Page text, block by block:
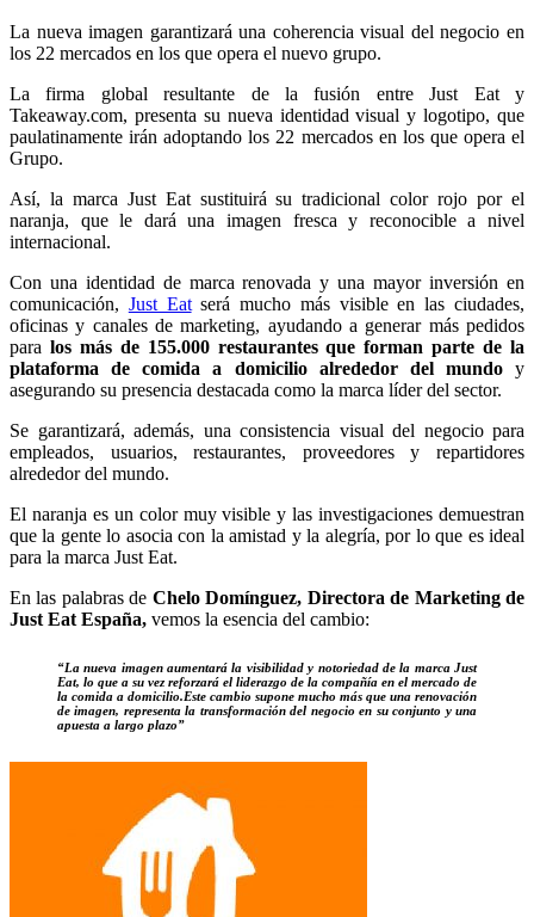
La nueva imagen garantizará una coherencia visual del negocio en
los 22 mercados en los que opera el nuevo grupo.
La firma global resultante de la fusión entre Just Eat y
Takeaway.com, presenta su nueva identidad visual y logotipo, que
paulatinamente irán adoptando los 22 mercados en los que opera el
Grupo.
Así, la marca Just Eat sustituirá su tradicional color rojo por el
naranja, que le dará una imagen fresca y reconocible a nivel
internacional.
Con una identidad de marca renovada y una mayor inversión en
comunicación, Just Eatserá mucho más visible en las ciudades,
oficinas y canales de marketing, ayudando a generar más pedidos
para los más de 155.000 restaurantes que forman parte de la
plataforma de comida a domicilio alrededor del mundoy
asegurando su presencia destacada como la marca líder del sector.
Se garantizará, además, una consistencia visual del negocio para
empleados, usuarios, restaurantes, proveedores y repartidores
alrededor del mundo.
El naranja es un color muy visible y las investigaciones demuestran
que la gente lo asocia con la amistad y la alegría, por lo que es ideal
para la marca Just Eat.
En las palabras de Chelo Domínguez, Directora de Marketing de
Just Eat España, vemos la esencia del cambio:
“La nueva imagen aumentará la visibilidad y notoriedad de la marca Just
Eat, lo que a su vez reforzará el liderazgo de la compañía en el mercado de
la comida a domicilio.Este cambio supone mucho más que una renovación
de imagen, representa la transformación del negocio en su conjunto y una
apuesta a largo plazo”